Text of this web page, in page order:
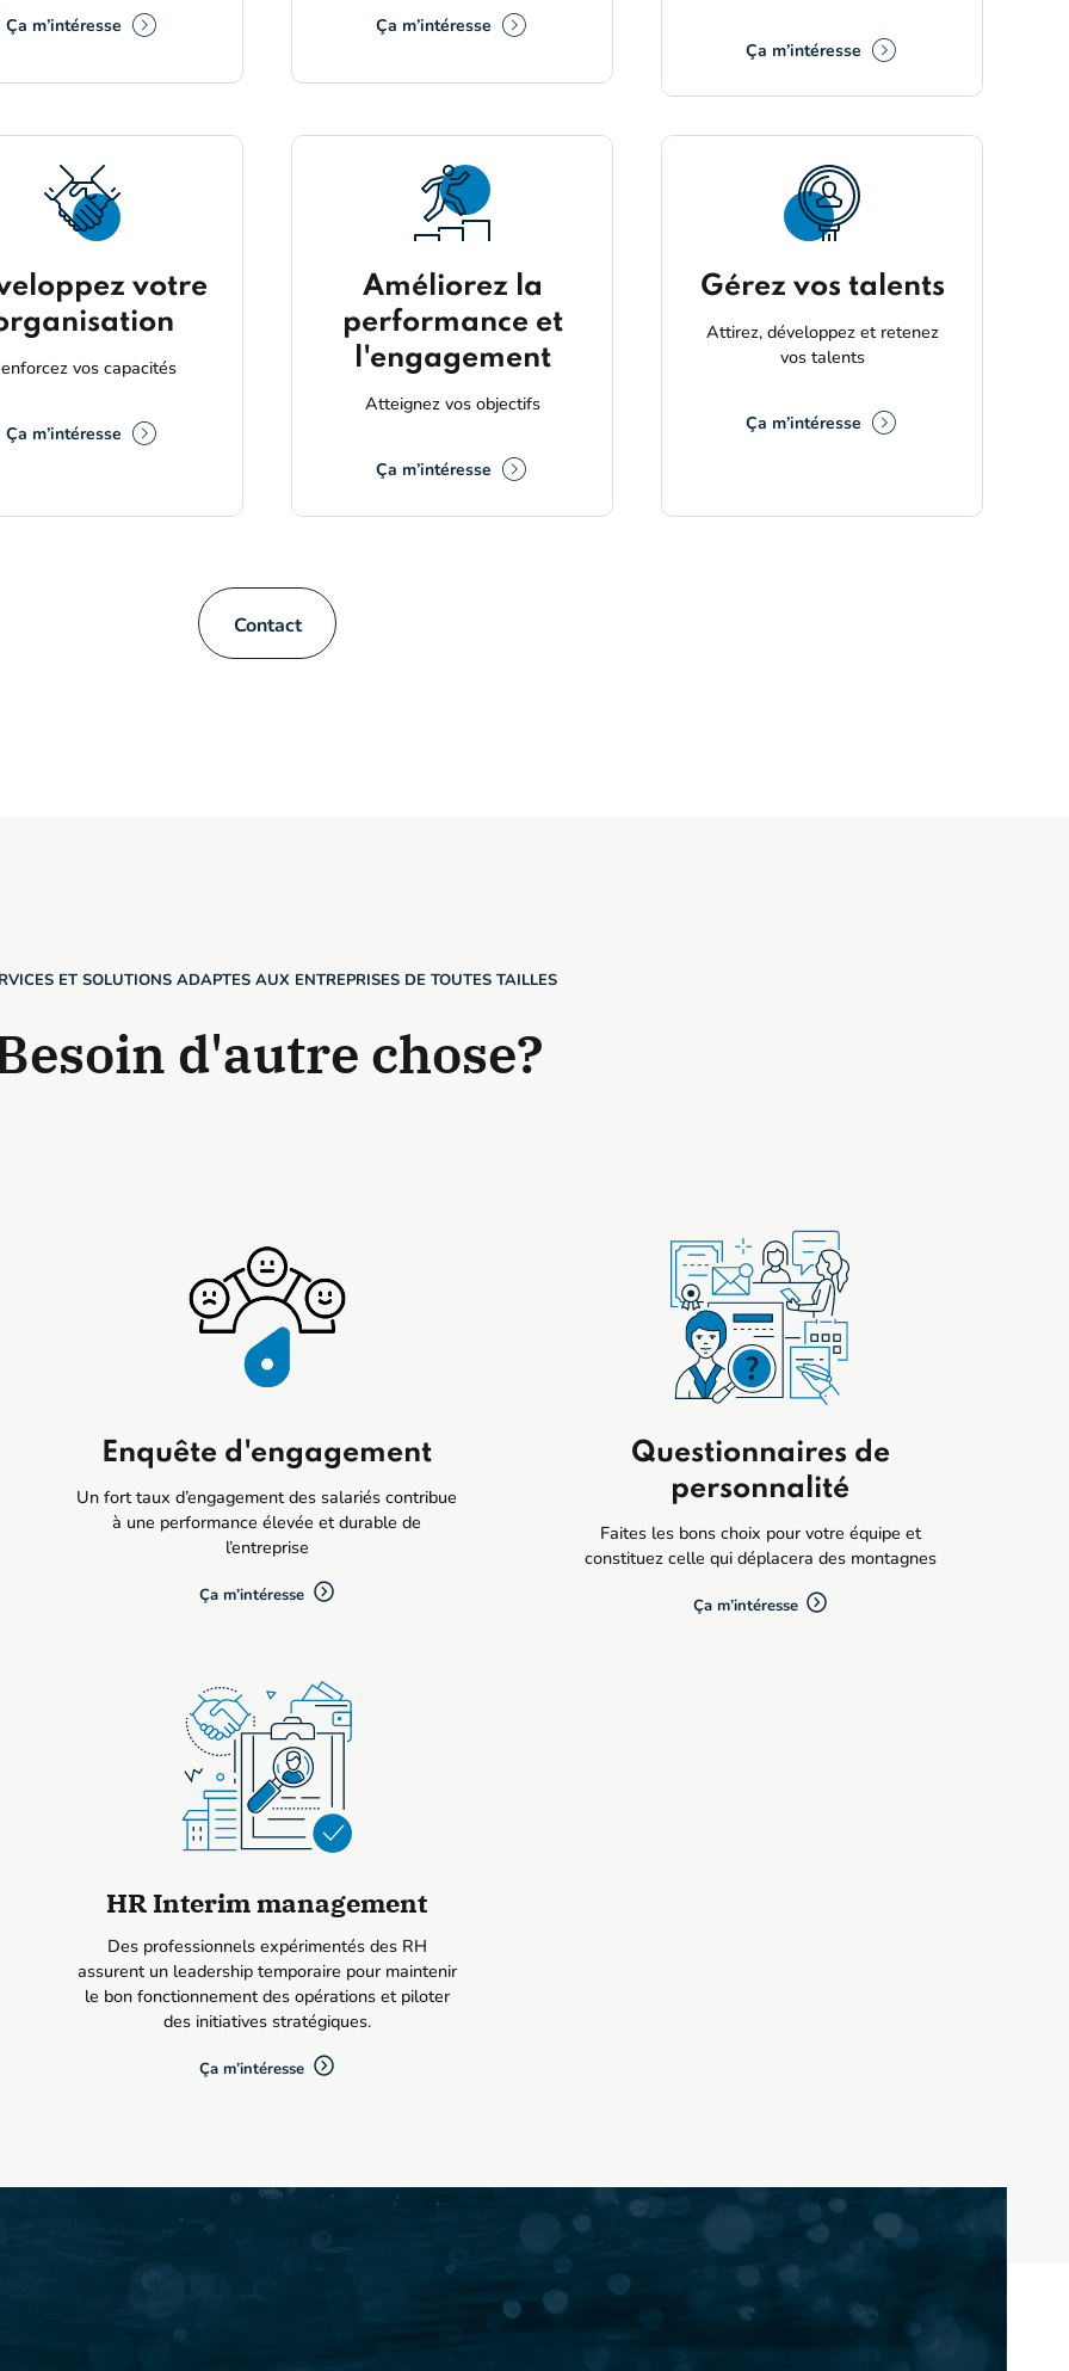
Ça m’intéresse Ça m’intéresse
Ça m’intéresse
votre
vos capacités
Ça m’intéresse
Améliorez la
performance et
l'engagement
Atteignez vos objectifs
Ça m’intéresse
Gérez vos talents
Attirez, développez et retenez
vos talents
Ça m’intéresse
Contact
ET SOLUTIONS ADAPTES AUX ENTREPRISES DE TOUTES TAILLES
d'autre chose?
Enquête d'engagement
Un fort taux d’engagement des salariés contribue
à une performance élevée et durable de
l’entreprise
Ça m’intéresse
Questionnaires de
personnalité
Faites les bons choix pour votre équipe et
constituez celle qui déplacera des montagnes
Ça m’intéresse
HR Interim management
Des professionnels expérimentés des RH
assurent un leadership temporaire pour maintenir
le bon fonctionnement des opérations et piloter
des initiatives stratégiques.
Ça m’intéresse